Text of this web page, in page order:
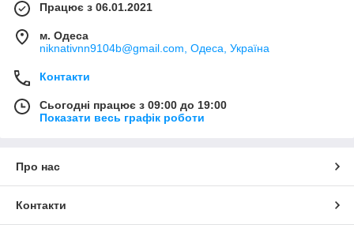
Працює з 06.01.2021
м. Одеса
niknativnn9104b@gmail.com, Одеса, Україна
Контакти
Сьогодні працює з 09:00 до 19:00
Показати весь графік роботи
Про нас
Контакти